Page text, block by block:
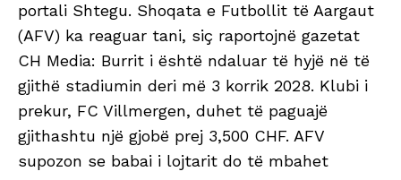
portali Shtegu. Shoqata e Futbollit të Aargaut
(AFV) ka reaguar tani, siç raportojnë gazetat
CH Media: Burrit i është ndaluar të hyjë në të
gjithë stadiumin deri më 3 korrik 2028. Klubi i
prekur, FC Villmergen, duhet të paguajë
gjithashtu një gjobë prej 3,500 CHF. AFV
supozon se babai i lojtarit do të mbahet